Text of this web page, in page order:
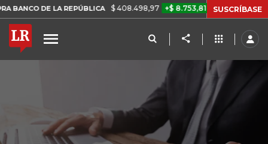
LA REPÚBLICA $ 408.498,97 +$ 8.753,81 +2,19% TASA DE
SUSCRÍBASE